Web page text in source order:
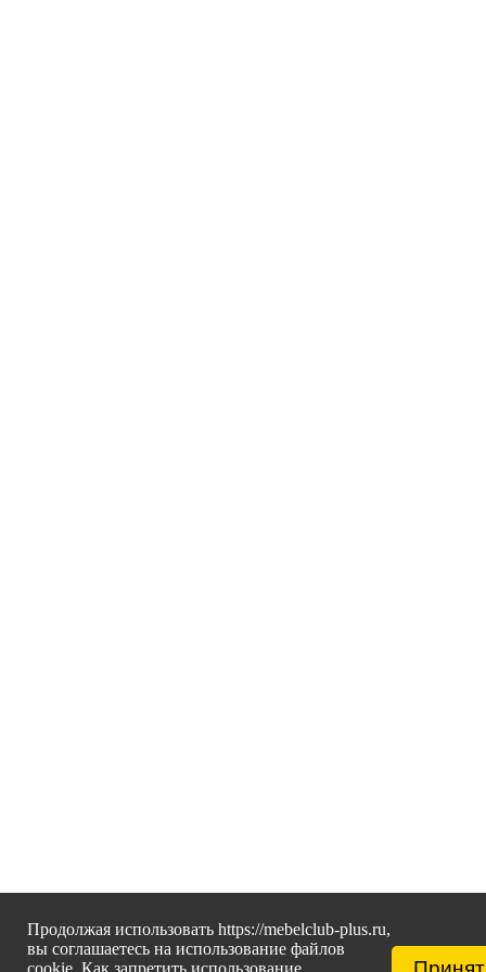
Продолжая использовать https://mebelclub-plus.ru,
вы соглашаетесь на использование файлов
cookie. Как запретить использование